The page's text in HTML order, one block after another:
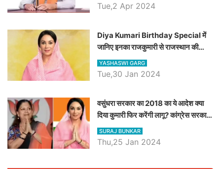
Tue,2 Apr 2024
Diya Kumari Birthday Special में
जानिए इनका राजकुमारी से राजस्थान की
डिप्टी सीएम बनने तक का सफर, एक क्लिक में
जाने पूरा जीवन परिचय
YASHASWI GARG
Tue,30 Jan 2024
वसुंधरा सरकार का 2018 का ये आदेश क्या
दिया कुमारी फिर करेंगी लागू? कांग्रेस सरकार
ने किया था निरस्त
SURAJ BUNKAR
Thu,25 Jan 2024